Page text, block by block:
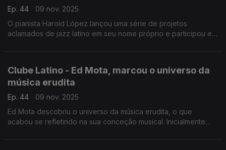
Ep. 44
09 nov. 2025
O pianista Harold López lançou uma série de projetos
aclamados de jazz latino em seu nome próprio e participou em
Clube Latino - Ed Mota, marcou o universo da
música erudita
Ep. 44
09 nov. 2025
Ed Mota descobriu o universo da música erudita, o que
acabou se refletindo na sua conceção musical. Inicialmente